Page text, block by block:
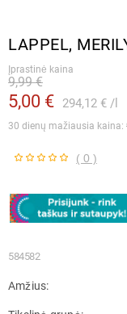
LAPPEL,
Įprastinė kaina
5,00 € 294,12 €
9,99 €
30 dienų mažiausia kaina:
( 0 )
584582
Amžius